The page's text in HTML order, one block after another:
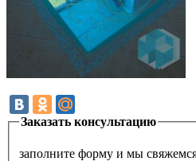
Заказать консультацию
заполните форму и мы